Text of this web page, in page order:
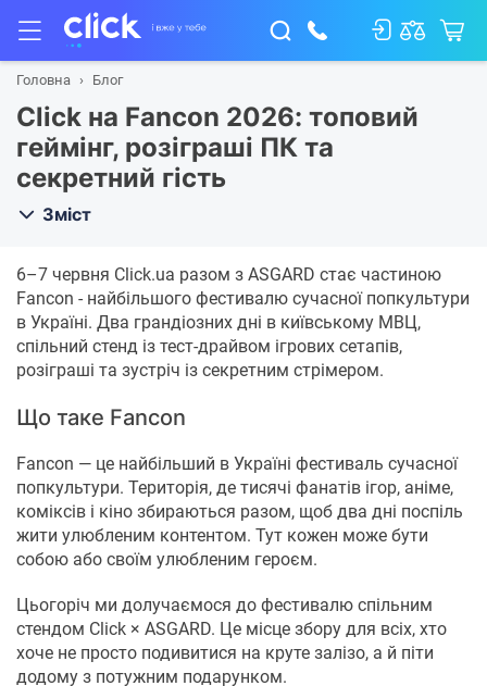
Головна Блог
Click на Fancon 2026: топовий
геймінг, розіграші ПК та
секретний гість
Зміст
6–7 червня Click.ua разом з ASGARD стає частиною
Fancon - найбільшого фестивалю сучасної попкультури
в Україні. Два грандіозних дні в київському МВЦ,
спільний стенд із тест-драйвом ігрових сетапів,
розіграші та зустріч із секретним стрімером.
Що таке Fancon
Fancon — це найбільший в Україні фестиваль сучасної
попкультури. Територія, де тисячі фанатів ігор, аніме,
коміксів і кіно збираються разом, щоб два дні поспіль
жити улюбленим контентом. Тут кожен може бути
собою або своїм улюбленим героєм.
Цьогоріч ми долучаємося до фестивалю спільним
стендом Click × ASGARD. Це місце збору для всіх, хто
хоче не просто подивитися на круте залізо, а й піти
додому з потужним подарунком.